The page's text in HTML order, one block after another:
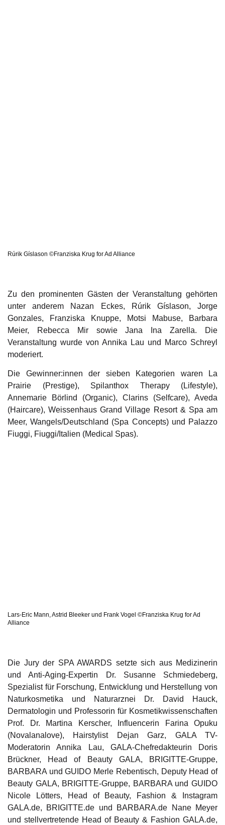
Rúrik Gíslason ©Franziska Krug for Ad Alliance
Zu den prominenten Gästen der Veranstaltung gehörten
unter anderem Nazan Eckes, Rúrik Gíslason, Jorge
Gonzales, Franziska Knuppe, Motsi Mabuse, Barbara
Meier, Rebecca Mir sowie Jana Ina Zarella. Die
Veranstaltung wurde von Annika Lau und Marco Schreyl
moderiert.
Die Gewinner:innen der sieben Kategorien waren La
Prairie (Prestige), Spilanthox Therapy (Lifestyle),
Annemarie Börlind (Organic), Clarins (Selfcare), Aveda
(Haircare), Weissenhaus Grand Village Resort & Spa am
Meer, Wangels/Deutschland (Spa Concepts) und Palazzo
Fiuggi, Fiuggi/Italien (Medical Spas).
Lars-Eric Mann, Astrid Bleeker und Frank Vogel ©Franziska Krug for Ad
Alliance
Die Jury der SPA AWARDS setzte sich aus Medizinerin
und Anti-Aging-Expertin Dr. Susanne Schmiedeberg,
Spezialist für Forschung, Entwicklung und Herstellung von
Naturkosmetika und Naturarznei Dr. David Hauck,
Dermatologin und Professorin für Kosmetikwissenschaften
Prof. Dr. Martina Kerscher, Influencerin Farina Opuku
(Novalanalove), Hairstylist Dejan Garz, GALA TV-
Moderatorin Annika Lau, GALA-Chefredakteurin Doris
Brückner, Head of Beauty GALA, BRIGITTE-Gruppe,
BARBARA und GUIDO Merle Rebentisch, Deputy Head of
Beauty GALA, BRIGITTE-Gruppe, BARBARA und GUIDO
Nicole Lötters, Head of Beauty, Fashion & Instagram
GALA.de, BRIGITTE.de und BARBARA.de Nane Meyer
und stellvertretende Head of Beauty & Fashion GALA.de,